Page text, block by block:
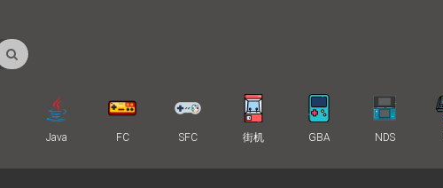
Java FC SFC 街机 GBA NDS